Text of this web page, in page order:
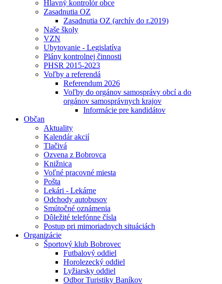
Hlavný kontrolór obce
Zasadnutia OZ
Zasadnutia OZ (archív do r.2019)
Naše školy
VZN
Ubytovanie - Legislatíva
Plány kontrolnej činnosti
PHSR 2015-2023
Voľby a referendá
Referendum 2026
Voľby do orgánov samosprávy obcí a do
orgánov samosprávnych krajov
Informácie pre kandidátov
Občan
Aktuality
Kalendár akcií
Tlačivá
Ozvena z Bobrovca
Knižnica
Voľné pracovné miesta
Pošta
Lekári - Lekárne
Odchody autobusov
Smútočné oznámenia
Dôležité telefónne čísla
Postup pri mimoriadnych situáciách
Organizácie
Športový klub Bobrovec
Futbalový oddiel
Horolezecký oddiel
Lyžiarsky oddiel
Odbor Turistiky Baníkov